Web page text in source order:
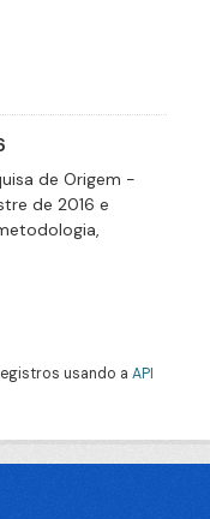
de Origem -
de 2016 e
usando a API